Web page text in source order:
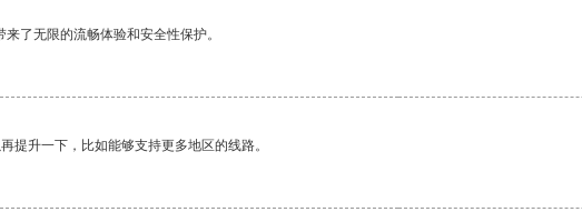
了无限的流畅体验和安全性保护。
提升一下，比如能够支持更多地区的线路。